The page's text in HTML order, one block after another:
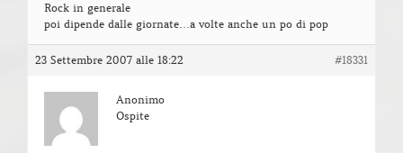
Rock in generale
poi dipende dalle giornate…a volte anche un po di pop
23 Settembre 2007 alle 18:22 #18331
Anonimo
Ospite